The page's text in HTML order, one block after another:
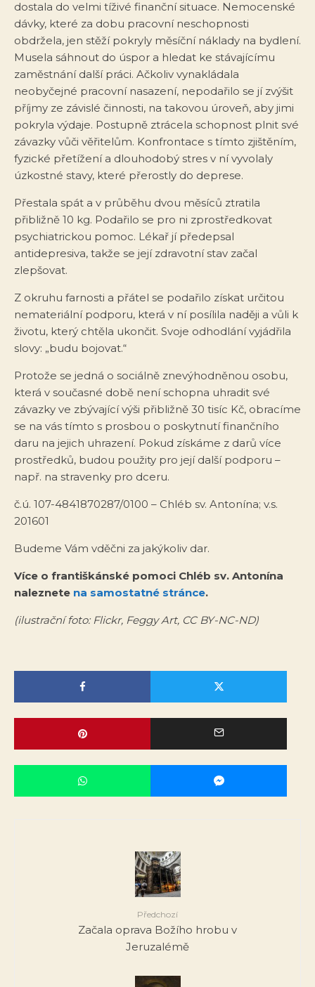
dostala do velmi tíživé finanční situace. Nemocenské
dávky, které za dobu pracovní neschopnosti
obdržela, jen stěží pokryly měsíční náklady na bydlení.
Musela sáhnout do úspor a hledat ke stávajícímu
zaměstnání další práci. Ačkoliv vynakládala
neobyčejné pracovní nasazení, nepodařilo se jí zvýšit
příjmy ze závislé činnosti, na takovou úroveň, aby jimi
pokryla výdaje. Postupně ztrácela schopnost plnit své
závazky vůči věřitelům. Konfrontace s tímto zjištěním,
fyzické přetížení a dlouhodobý stres v ní vyvolaly
úzkostné stavy, které přerostly do deprese.
Přestala spát a v průběhu dvou měsíců ztratila
přibližně 10 kg. Podařilo se pro ni zprostředkovat
psychiatrickou pomoc. Lékař jí předepsal
antidepresiva, takže se její zdravotní stav začal
zlepšovat.
Z okruhu farnosti a přátel se podařilo získat určitou
nemateriální podporu, která v ní posílila naději a vůli k
životu, který chtěla ukončit. Svoje odhodlání vyjádřila
slovy: „budu bojovat.“
Protože se jedná o sociálně znevýhodněnou osobu,
která v současné době není schopna uhradit své
závazky ve zbývající výši přibližně 30 tisíc Kč, obracíme
se na vás tímto s prosbou o poskytnutí finančního
daru na jejich uhrazení. Pokud získáme z darů více
prostředků, budou použity pro její další podporu –
např. na stravenky pro dceru.
č.ú. 107-4841870287/0100 – Chléb sv. Antonína; v.s.
201601
Budeme Vám vděčni za jakýkoliv dar.
Více o františkánské pomoci Chléb sv. Antonína
naleznete na samostatné stránce.
(ilustrační foto: Flickr, Feggy Art, CC BY-NC-ND)
Předchozí
Začala oprava Božího hrobu v
Jeruzalémě